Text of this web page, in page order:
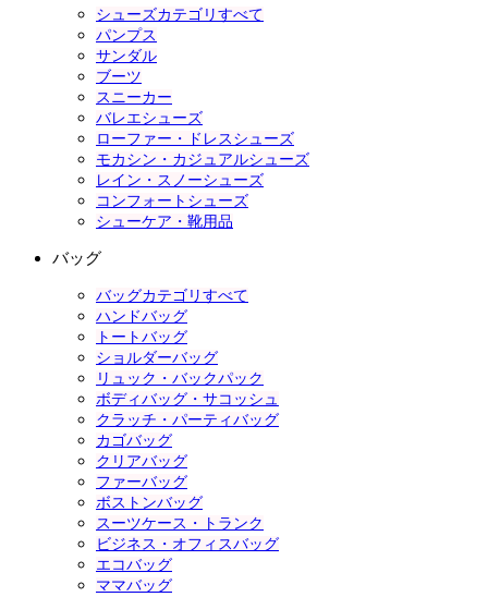
シューズカテゴリすべて
パンプス
サンダル
ブーツ
スニーカー
バレエシューズ
ローファー・ドレスシューズ
モカシン・カジュアルシューズ
レイン・スノーシューズ
コンフォートシューズ
シューケア・靴用品
バッグ
バッグカテゴリすべて
ハンドバッグ
トートバッグ
ショルダーバッグ
リュック・バックパック
ボディバッグ・サコッシュ
クラッチ・パーティバッグ
カゴバッグ
クリアバッグ
ファーバッグ
ボストンバッグ
スーツケース・トランク
ビジネス・オフィスバッグ
エコバッグ
ママバッグ